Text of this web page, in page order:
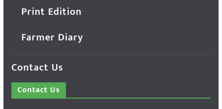
Print Edition
Farmer Diary
Contact Us
Contact Us